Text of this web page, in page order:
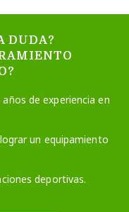
DUDA?
de experiencia en
un equipamiento
deportivas.